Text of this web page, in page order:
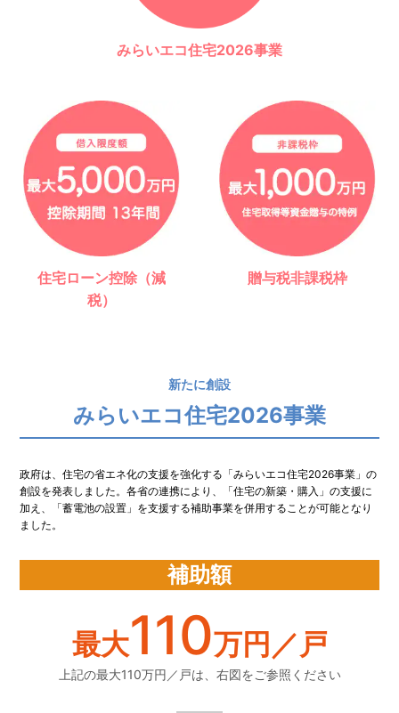
みらいエコ住宅2026事業
住宅ローン控除（減
税）
贈与税非課税枠
新たに創設
みらいエコ住宅2026事業
政府は、住宅の省エネ化の支援を強化する「みらいエコ住宅2026事業」の
創設を発表しました。各省の連携により、「住宅の新築・購入」の支援に
加え、「蓄電池の設置」を支援する補助事業を併用することが可能となり
ました。
補助額
最大110万円／戸
上記の最大110万円／戸は、右図をご参照ください